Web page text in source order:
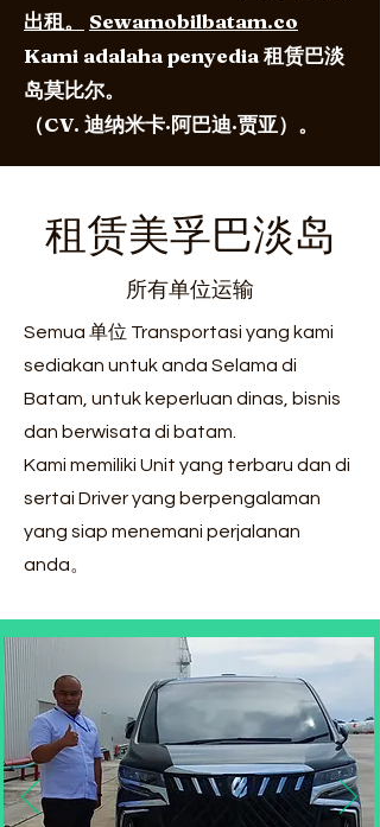
出租。
Sewamobilbatam.co
Kami adalaha penyedia 租赁巴淡
岛莫比尔。
（CV. 迪纳米卡·阿巴迪·贾亚）。
租赁美孚巴淡岛
所有单位运输
Semua 单位 Transportasi yang kami
sediakan untuk anda Selama di
Batam, untuk keperluan dinas, bisnis
dan berwisata di batam.
Kami memiliki Unit yang terbaru dan di
sertai Driver yang berpengalaman
yang siap menemani perjalanan
anda。